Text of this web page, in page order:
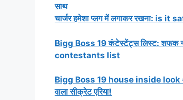
साथ
चार्जर हमेशा प्लग में लगाकर रखना: is
Bigg Boss 19 कंटेस्टेंट्स लिस्ट: शफक
contestants list
Bigg Boss 19 house inside look
वाला सीक्रेट एरिया!